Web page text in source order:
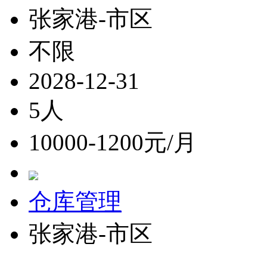
张家港-市区
不限
2028-12-31
5人
10000-1200元/月
仓库管理
张家港-市区